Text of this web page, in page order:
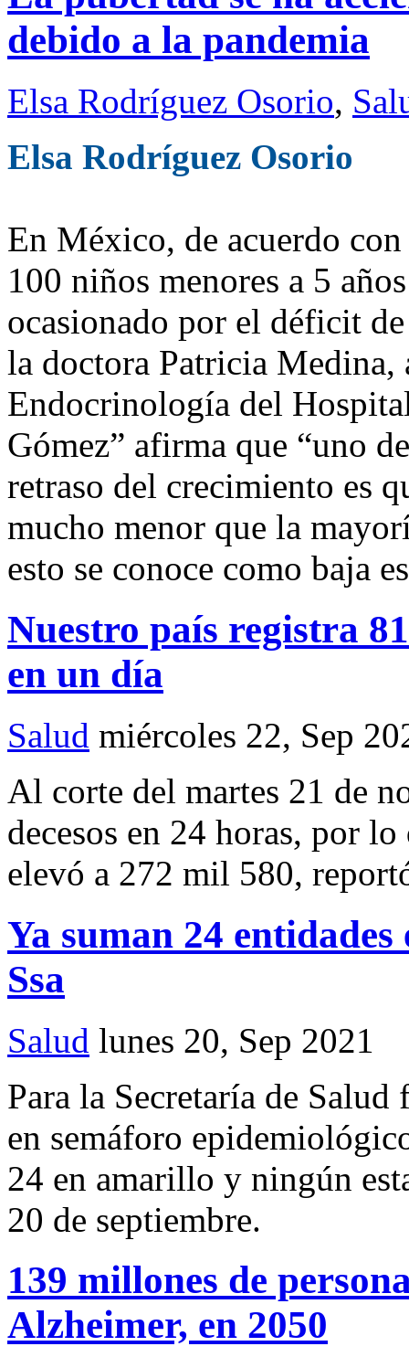
debido a la pandemia
Elsa Rodríguez Osorio,
Elsa Rodríguez Osorio
En México, de acuerdo
100 niños menores a 5
ocasionado por el déficit
la doctora Patricia Medina,
Endocrinología del
Gómez” afirma que “uno
retraso del crecimiento es
mucho menor que la
esto se conoce como baja
Nuestro país registra
en un día
Salud miércoles 22, Sep
Al corte del martes 21 de
decesos en 24 horas, por
elevó a 272 mil 580,
Ya suman 24
Ssa
Salud lunes 20, Sep 2021
Para la Secretaría de
en semáforo
24 en amarillo y ningún
20 de septiembre.
139 millones de
Alzheimer, en 2050